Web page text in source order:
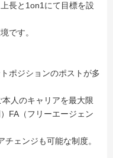
長と1on1にて目標を設
です。
ポジションのポストが多
本人のキャリアを最大限
FA（フリーエージェン
ェンジも可能な制度。